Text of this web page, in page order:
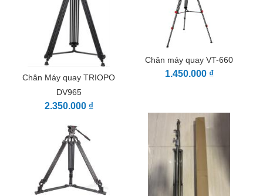
Chân Máy quay TRIOPO
DV965
2.350.000 ₫
Chân máy quay VT-660
1.450.000 ₫